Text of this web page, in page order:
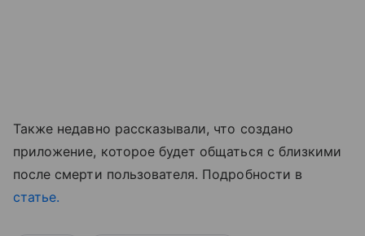
Также недавно рассказывали, что создано
приложение, которое будет общаться с близкими
после смерти пользователя. Подробности в
статье.